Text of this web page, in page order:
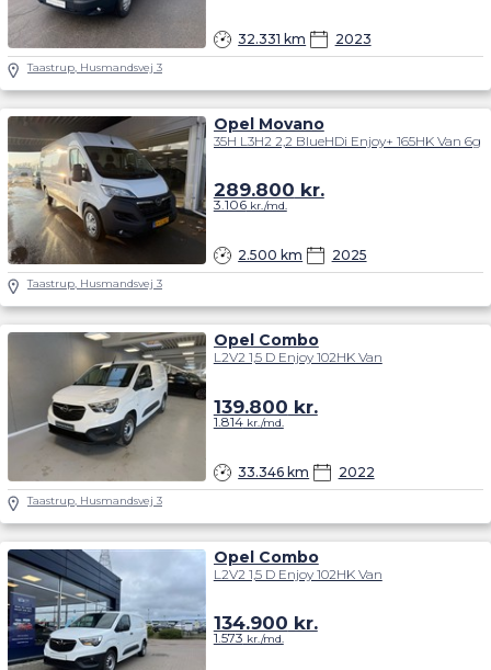
32.331 km 2023
Taastrup, Husmandsvej 3
Opel Movano
35H L3H2 2,2 BlueHDi Enjoy+ 165HK Van 6g
2.500 km 2025
289.800 kr.
3.106kr./md.
Taastrup, Husmandsvej 3
Opel Combo
L2V2 1,5 D Enjoy 102HK Van
33.346 km 2022
139.800 kr.
1.814kr./md.
Taastrup, Husmandsvej 3
Opel Combo
L2V2 1,5 D Enjoy 102HK Van
134.900 kr.
1.573 kr./md.